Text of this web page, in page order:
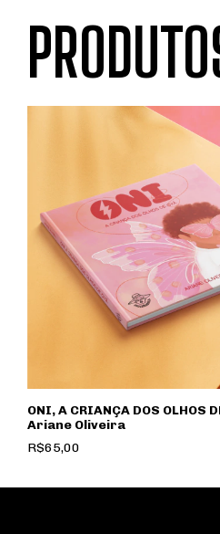
ONI, A CRIANÇA DOS OLHOS
Ariane Oliveira
R$65,00